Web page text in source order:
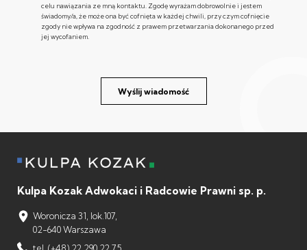
celu nawiązania ze mną kontaktu. Zgodę wyrażam dobrowolnie i jestem
świadomy/a, że może ona być cofnięta w każdej chwili, przy czym cofnięcie
zgody nie wpływa na zgodność z prawem przetwarzania dokonanego przed
jej wycofaniem.
Wyślij wiadomość
Kulpa Kozak Adwokaci i Radcowie Prawni sp. p.
Woronicza 31, lok.107,
02-640 Warszawa